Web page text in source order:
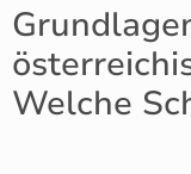
Welche